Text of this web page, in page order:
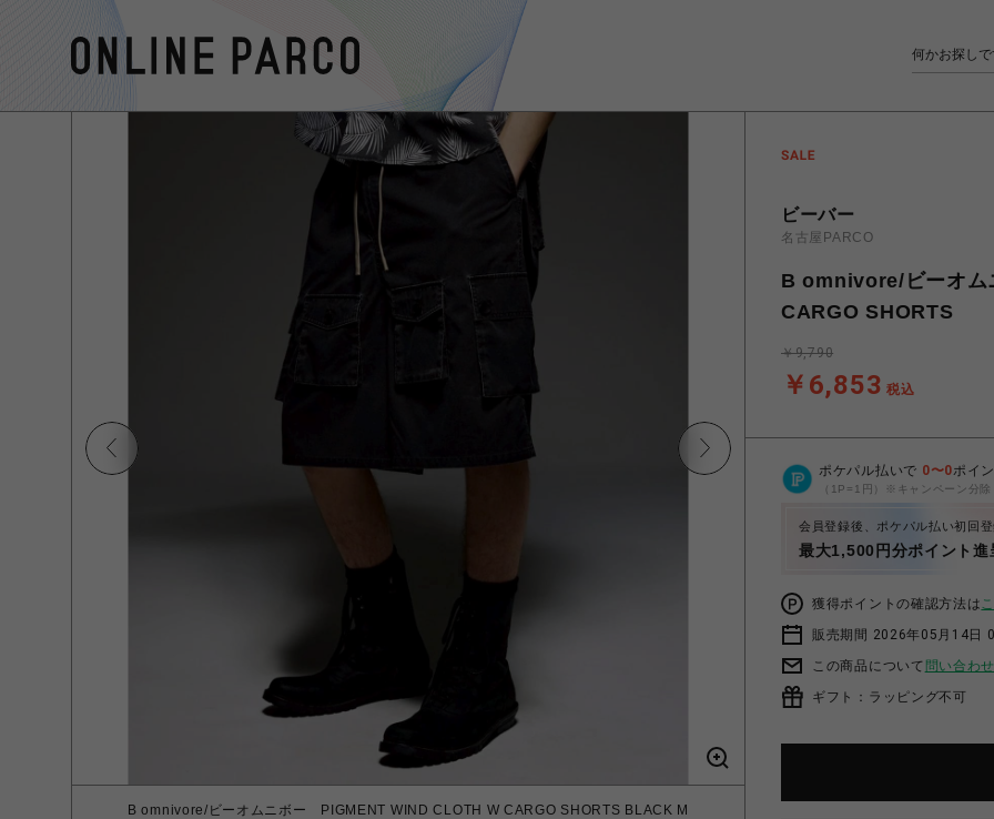
B omnivore/ビーオムニボー PIGMENT WIND CLOTH W CARGO SHORTS BLACK M
ビーバー
名古屋PARCO
B omnivore/ビーオ
CARGO SHORTS
￥6,853 税込
￥9,790
ポケパル払いで 0〜0ポイ
（1P=1円）※キャンペーン分除
会員登録後、ポケパル払い初回
最大1,500円分ポイント進
獲得ポイントの確認方法は
販売期間 2026年05月14日
この商品について 問い合わ
ギフト：ラッピング不可